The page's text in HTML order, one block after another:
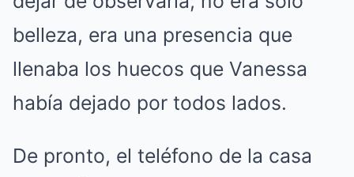
belleza, era una presencia que
llenaba los huecos que Vanessa
había dejado por todos lados.
De pronto, el teléfono de la casa